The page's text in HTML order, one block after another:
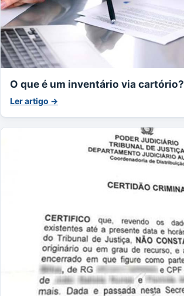
O que é um inventário via cartório?
Ler artigo →